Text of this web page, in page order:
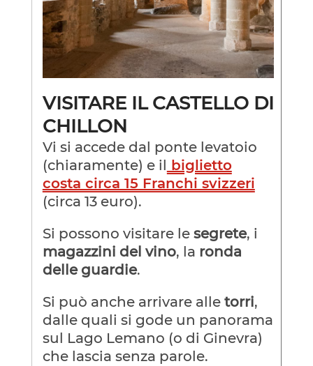
VISITARE IL CASTELLO DI
CHILLON
Vi si accede dal ponte levatoio
(chiaramente) e il biglietto
costa circa 15 Franchi svizzeri
(circa 13 euro).
Si possono visitare le segrete, i
magazzini del vino, la ronda
delle guardie.
Si può anche arrivare alle torri,
dalle quali si gode un panorama
sul Lago Lemano (o di Ginevra)
che lascia senza parole.